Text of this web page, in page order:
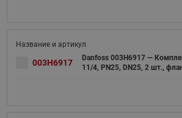
003H6917
Danfoss 003H6917 —
11/4, PN25, DN25, 2 шт.,